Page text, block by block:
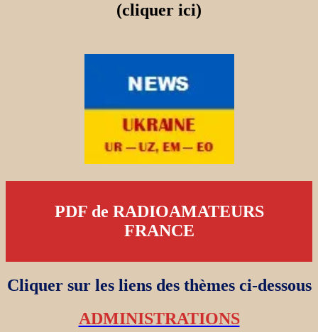
(cliquer ici)
PDF de RADIOAMATEURS
FRANCE
Cliquer sur les liens des thèmes ci-dessous
ADMINISTRATIONS